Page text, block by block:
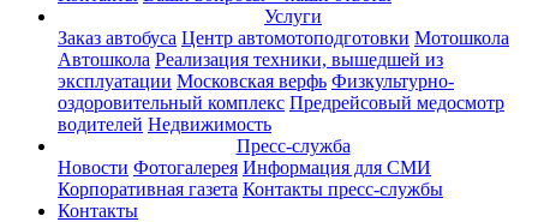
Услуги
Заказ автобуса Центр автомотоподготовки Мотошкола
Автошкола Реализация техники, вышедшей из
эксплуатации Московская верфь Физкультурно-
оздоровительный комплекс Предрейсовый медосмотр
водителей Недвижимость
Пресс-служба
Новости Фотогалерея Информация для СМИ
Корпоративная газета Контакты пресс-службы
Контакты